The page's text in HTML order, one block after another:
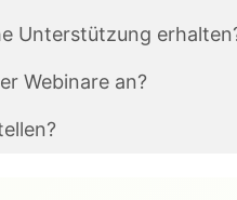
Unterstützung
Webinare an?